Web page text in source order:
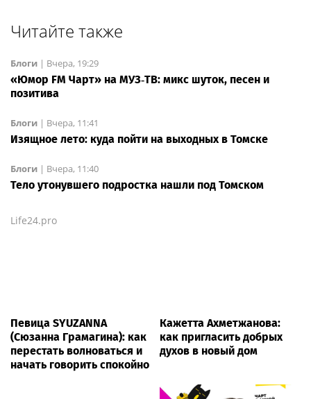
Читайте также
Блоги | Вчера, 19:29
«Юмор FM Чарт» на МУЗ‑ТВ: микс шуток, песен и
позитива
Блоги | Вчера, 11:41
Изящное лето: куда пойти на выходных в Томске
Блоги | Вчера, 11:40
Тело утонувшего подростка нашли под Томском
Life24.pro
Певица SYUZANNA
(Сюзанна Грамагина): как
перестать волноваться и
начать говорить спокойно
Кажетта Ахметжанова:
как пригласить добрых
духов в новый дом